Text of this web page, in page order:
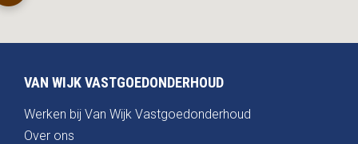
VAN WIJK VASTGOEDONDERHOUD
Werken bij Van Wijk Vastgoedonderhoud
Over ons